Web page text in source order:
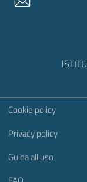
Sezione
Cookie policy
Privacy policy
Guida all'uso